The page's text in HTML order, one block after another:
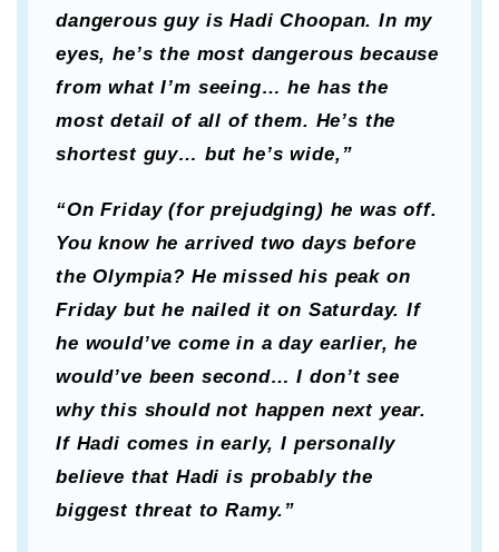
dangerous guy is Hadi Choopan. In my
eyes, he’s the most dangerous because
from what I’m seeing… he has the
most detail of all of them. He’s the
shortest guy… but he’s wide,”
“On Friday (for prejudging) he was off.
You know he arrived two days before
the Olympia? He missed his peak on
Friday but he nailed it on Saturday. If
he would’ve come in a day earlier, he
would’ve been second… I don’t see
why this should not happen next year.
If Hadi comes in early, I personally
believe that Hadi is probably the
biggest threat to Ramy.”